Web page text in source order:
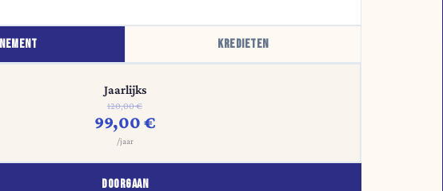
KREDIETEN
Jaarlijks
120,00 €
99,00 €
/jaar
DOORGAAN